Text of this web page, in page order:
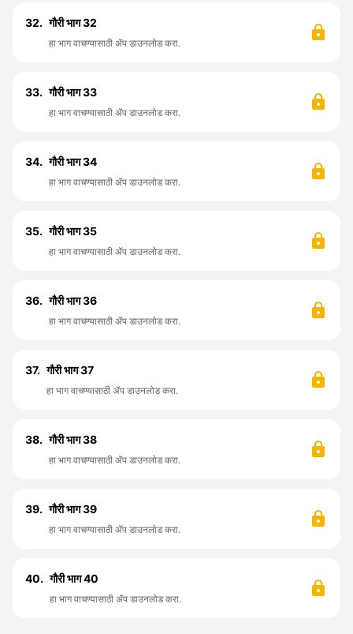
32. गौरी भाग 32
हा भाग वाचण्यासाठी ॲप डाउनलोड करा.
33. गौरी भाग 33
हा भाग वाचण्यासाठी ॲप डाउनलोड करा.
34. गौरी भाग 34
हा भाग वाचण्यासाठी ॲप डाउनलोड करा.
35. गौरी भाग 35
हा भाग वाचण्यासाठी ॲप डाउनलोड करा.
36. गौरी भाग 36
हा भाग वाचण्यासाठी ॲप डाउनलोड करा.
37. गौरी भाग 37
हा भाग वाचण्यासाठी ॲप डाउनलोड करा.
38. गौरी भाग 38
हा भाग वाचण्यासाठी ॲप डाउनलोड करा.
39. गौरी भाग 39
हा भाग वाचण्यासाठी ॲप डाउनलोड करा.
40. गौरी भाग 40
हा भाग वाचण्यासाठी ॲप डाउनलोड करा.